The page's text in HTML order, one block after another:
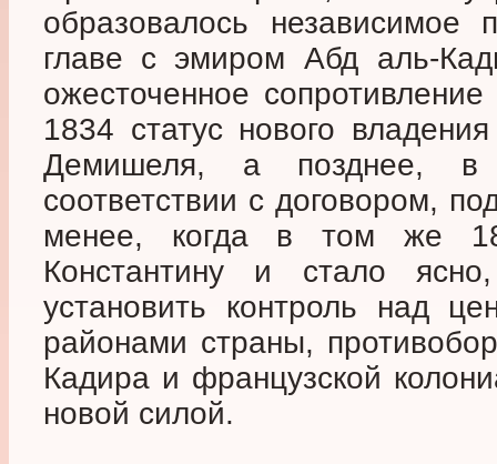
образовалось независимое
главе с эмиром Абд аль-
ожесточенное
1834 статус нового
Демишеля, а позднее,
соответствии с договором,
менее, когда в том же
Константину и стало
установить контроль над
районами страны,
Кадира и французской
новой силой.